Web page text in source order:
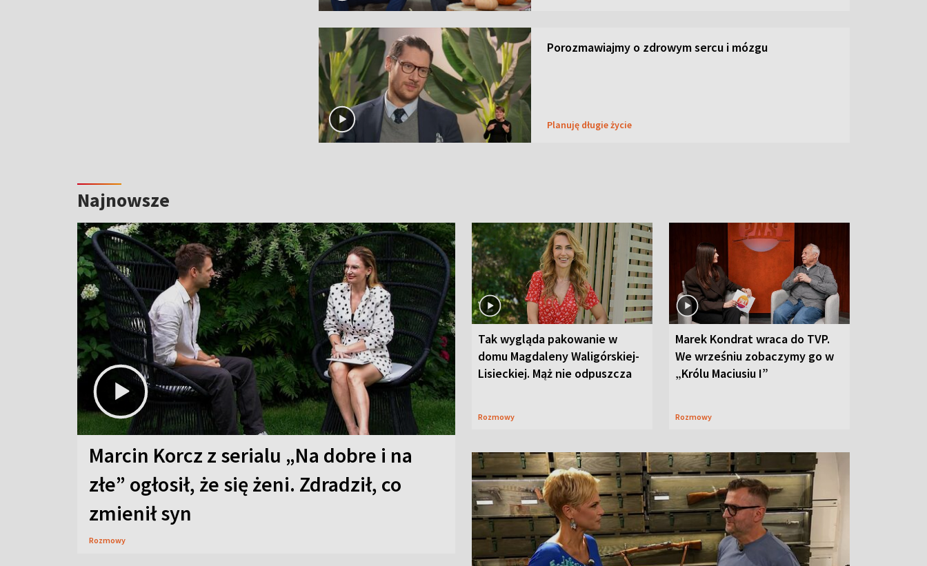
Porozmawiajmy o zdrowym sercu i mózgu
Planuję długie życie
Najnowsze
Marcin Korcz z serialu „Na dobre i na
złe” ogłosił, że się żeni. Zdradził, co
zmienił syn
Rozmowy
Tak wygląda pakowanie w
domu Magdaleny Waligórskiej-
Lisieckiej. Mąż nie odpuszcza
Rozmowy
Marek Kondrat wraca do TVP.
We wrześniu zobaczymy go w
„Królu Maciusiu I”
Rozmowy